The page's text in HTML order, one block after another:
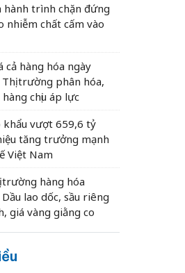
hành trình chặn đứng
nhiễm chất cấm vào
cả hàng hóa ngày
trường phân hóa,
chịu áp lực
khẩu vượt 659,6 tỷ
tăng trưởng mạnh
Việt Nam
trường hàng hóa
lao dốc, sầu riêng
giá vàng giằng co